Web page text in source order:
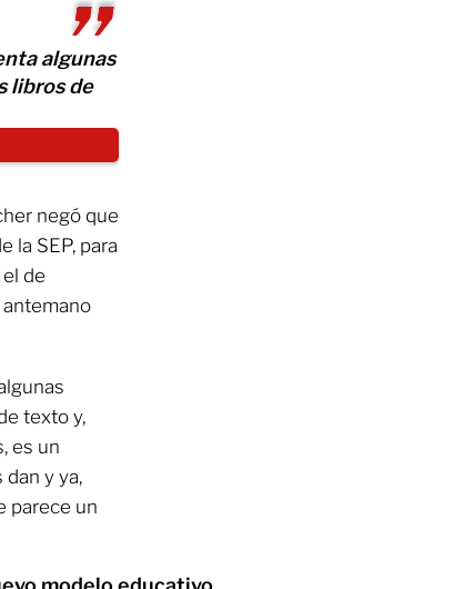
algunas
libros de
negó que
la SEP, para
de
antemano
texto y,
es un
y ya,
parece un